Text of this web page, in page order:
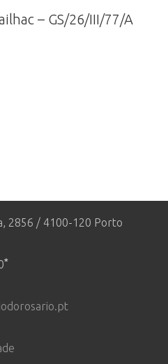
– GS/26/III/77/A
2856 / 4100-120 Porto
*